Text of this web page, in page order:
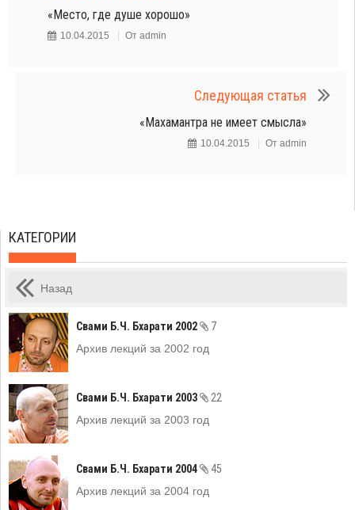
«Место, где душе хорошо»
10.04.2015 От admin
Следующая статья
«Махамантра не имеет смысла»
10.04.2015 От admin
КАТЕГОРИИ
Назад
Свами Б.Ч. Бхарати 2002
7
Архив лекций за 2002 год
Свами Б.Ч. Бхарати 2003
22
Архив лекций за 2003 год
Свами Б.Ч. Бхарати 2004
45
Архив лекций за 2004 год